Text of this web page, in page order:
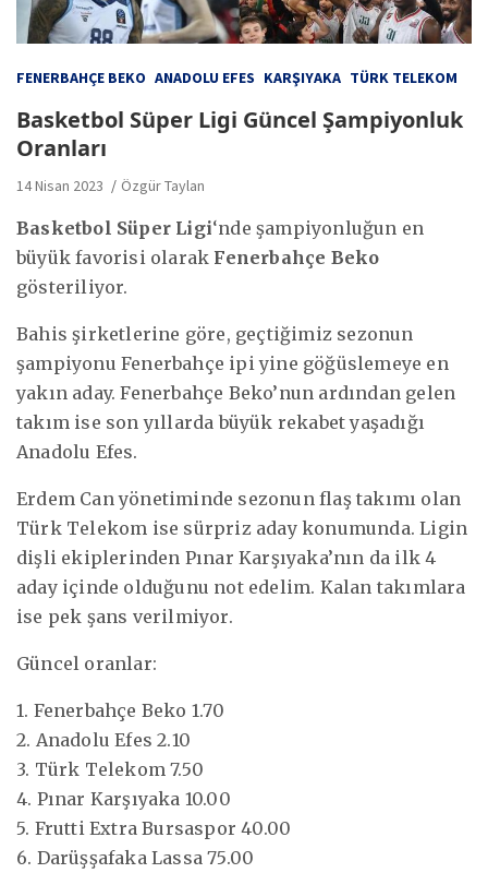
FENERBAHÇE BEKO ANADOLU EFES KARŞIYAKA TÜRK TELEKOM
Basketbol Süper Ligi Güncel Şampiyonluk
Oranları
14 Nisan 2023 Özgür Taylan
Basketbol Süper Ligi‘nde şampiyonluğun en
büyük favorisi olarak Fenerbahçe Beko
gösteriliyor.
Bahis şirketlerine göre, geçtiğimiz sezonun
şampiyonu Fenerbahçe ipi yine göğüslemeye en
yakın aday. Fenerbahçe Beko’nun ardından gelen
takım ise son yıllarda büyük rekabet yaşadığı
Anadolu Efes.
Erdem Can yönetiminde sezonun flaş takımı olan
Türk Telekom ise sürpriz aday konumunda. Ligin
dişli ekiplerinden Pınar Karşıyaka’nın da ilk 4
aday içinde olduğunu not edelim. Kalan takımlara
ise pek şans verilmiyor.
Güncel oranlar:
1. Fenerbahçe Beko 1.70
2. Anadolu Efes 2.10
3. Türk Telekom 7.50
4. Pınar Karşıyaka 10.00
5. Frutti Extra Bursaspor 40.00
6. Darüşşafaka Lassa 75.00